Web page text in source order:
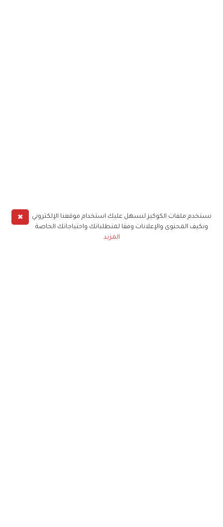
✖
نستخدم ملفات الكوكيز لنسهل عليك استخدام موقعنا الإلكتروني
ونكيف المحتوى والإعلانات وفقا لمتطلباتك واحتياجاتك الخاصة
المزيد